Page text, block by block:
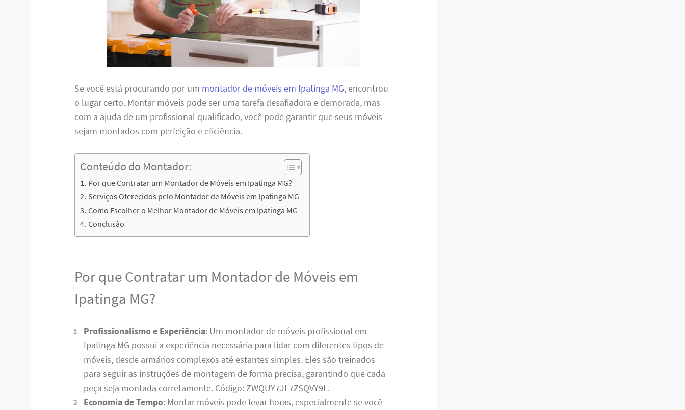
Se você está procurando por um montador de móveis em Ipatinga MG, encontrou
o lugar certo. Montar móveis pode ser uma tarefa desafiadora e demorada, mas
com a ajuda de um profissional qualificado, você pode garantir que seus móveis
sejam montados com perfeição e eficiência.
Conteúdo do Montador:
Por que Contratar um Montador de Móveis em Ipatinga MG?
Serviços Oferecidos pelo Montador de Móveis em Ipatinga MG
Como Escolher o Melhor Montador de Móveis em Ipatinga MG
Conclusão
Por que Contratar um Montador de Móveis em
Ipatinga MG?
Profissionalismo e Experiência: Um montador de móveis profissional em
Ipatinga MG possui a experiência necessária para lidar com diferentes tipos de
móveis, desde armários complexos até estantes simples. Eles são treinados
para seguir as instruções de montagem de forma precisa, garantindo que cada
peça seja montada corretamente. Código: ZWQUY7JL7ZSQVY9L.
Economia de Tempo: Montar móveis pode levar horas, especialmente se você